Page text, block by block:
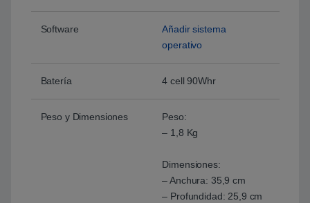
Software
Añadir sistema
operativo
Batería 4 cell 90Whr
Peso y Dimensiones
Peso:
– 1,8 Kg
Dimensiones:
– Anchura: 35,9 cm
– Profundidad: 25,9 cm